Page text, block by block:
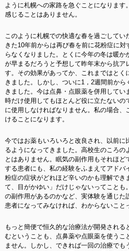
ように札幌への家路を急ぐことになります
感じることはありません。
このように札幌での快適な春を過ごしてい
きた10年前からは再び春を前に花粉症に
らなくなりました。とくに今年の冬は暖か
が早まるだろうと予想して昨年末から抗ア
す。その効果があってか、これまではとく
きました。しかし、ついに1，2週間前か
きました。今は点鼻・点眼薬を併用して
時だけ使用してもほとんど役に立たないの
に使用しなければなりません。私の場合、
けることになります。
今ではお薬もいろいろと改良され、以前に
るようになってきました。高校生のころの
とはありません。眠気の副作用もそれほ
する患者にも、私の経験をふまえてアドバ
粉症の症状がどれほど辛いのかも理解でき
て、目がかゆい」だけじゃないってことも
の副作用があるのかなど、実体験を通じた
患者になってみなければ、わからないこと
もっと簡便で恒久的な治療法が開発される
むということも、点鼻薬や点眼薬を使うこ
ません。しかし、できれば一回の治療でも